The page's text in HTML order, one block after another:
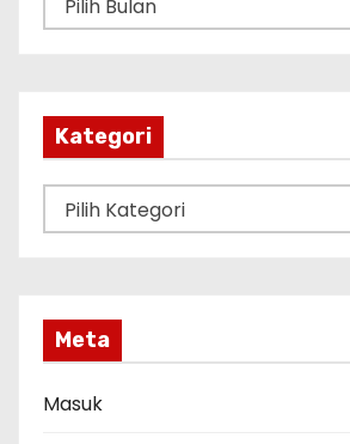
r
Kategori
a
o
r
Meta
Masuk